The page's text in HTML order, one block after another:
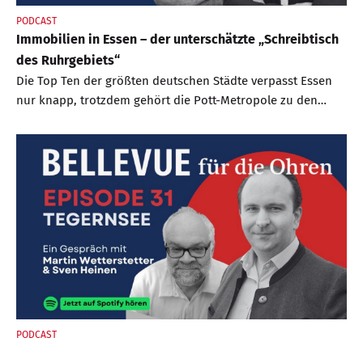
PODCAST
Immobilien in Essen – der unterschätzte „Schreibtisch
des Ruhrgebiets“
Die Top Ten der größten deutschen Städte verpasst Essen
nur knapp, trotzdem gehört die Pott-Metropole zu den
jüngeren Historie. Denn die ist eng mit der Familie Krupp
verbunden. „Wat Krupp in Essen, sin wir im Trinken“ –
diesen ironischen Spruch zum Trinkverhalten im
Ruhrgebiet prägte einst der legendäre Kabarettist Jürgen
von Manger. Allerdings ist Essen nicht einfach
gleichzusetzen mit dem Industrie-Imperium.
PODCAST